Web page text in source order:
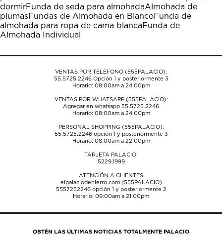
abrirá
el
formulario
de
abrirá
el
formulario
de
abrirá
el
formulario
de
abrirá
el
formulario
de
abrirá
el
formulario
de
dormirFunda de seda para almohadaAlmohada de
plumasFundas de Almohada en BlancoFunda de
almohada para ropa de cama blancaFunda de
Almohada Individual
VENTAS POR TELÉFONO (555PALACIO):
55.5725.2246Opción 1 y posteriormente 3
Horario: 08:00am a 24:00pm
VENTAS POR WHATSAPP (555PALACIO):
Agregar en whatsapp 55.5725.2246
Horario: 08:00am a 24:00pm
PERSONAL SHOPPING (555PALACIO):
55.5725.2246opción 1 y posteriormente 3
Horario: 08:00am a 22:00pm
TARJETA PALACIO:
5229.1999
ATENCIÓN A CLIENTES
elpalaciodehierro.com (555PALACIO)
5557252246opción 1 y posteriormente 2
Horario: 09:00am a 21:00pm
OBTÉN LAS ÚLTIMAS NOTICIAS TOTALMENTE PALACIO